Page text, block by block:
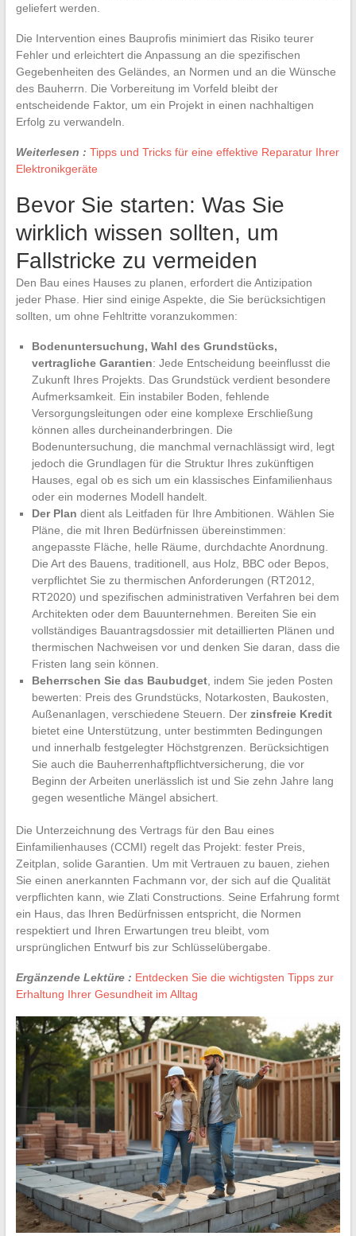
geliefert werden.
Die Intervention eines Bauprofis minimiert das Risiko teurer
Fehler und erleichtert die Anpassung an die spezifischen
Gegebenheiten des Geländes, an Normen und an die Wünsche
des Bauherrn. Die Vorbereitung im Vorfeld bleibt der
entscheidende Faktor, um ein Projekt in einen nachhaltigen
Erfolg zu verwandeln.
Weiterlesen : Tipps und Tricks für eine effektive Reparatur Ihrer
Elektronikgeräte
Bevor Sie starten: Was Sie
wirklich wissen sollten, um
Fallstricke zu vermeiden
Den Bau eines Hauses zu planen, erfordert die Antizipation
jeder Phase. Hier sind einige Aspekte, die Sie berücksichtigen
sollten, um ohne Fehltritte voranzukommen:
Bodenuntersuchung, Wahl des Grundstücks,
vertragliche Garantien: Jede Entscheidung beeinflusst die
Zukunft Ihres Projekts. Das Grundstück verdient besondere
Aufmerksamkeit. Ein instabiler Boden, fehlende
Versorgungsleitungen oder eine komplexe Erschließung
können alles durcheinanderbringen. Die
Bodenuntersuchung, die manchmal vernachlässigt wird, legt
jedoch die Grundlagen für die Struktur Ihres zukünftigen
Hauses, egal ob es sich um ein klassisches Einfamilienhaus
oder ein modernes Modell handelt.
Der Plan dient als Leitfaden für Ihre Ambitionen. Wählen Sie
Pläne, die mit Ihren Bedürfnissen übereinstimmen:
angepasste Fläche, helle Räume, durchdachte Anordnung.
Die Art des Bauens, traditionell, aus Holz, BBC oder Bepos,
verpflichtet Sie zu thermischen Anforderungen (RT2012,
RT2020) und spezifischen administrativen Verfahren bei dem
Architekten oder dem Bauunternehmen. Bereiten Sie ein
vollständiges Bauantragsdossier mit detaillierten Plänen und
thermischen Nachweisen vor und denken Sie daran, dass die
Fristen lang sein können.
Beherrschen Sie das Baubudget, indem Sie jeden Posten
bewerten: Preis des Grundstücks, Notarkosten, Baukosten,
Außenanlagen, verschiedene Steuern. Der zinsfreie Kredit
bietet eine Unterstützung, unter bestimmten Bedingungen
und innerhalb festgelegter Höchstgrenzen. Berücksichtigen
Sie auch die Bauherrenhaftpflichtversicherung, die vor
Beginn der Arbeiten unerlässlich ist und Sie zehn Jahre lang
gegen wesentliche Mängel absichert.
Die Unterzeichnung des Vertrags für den Bau eines
Einfamilienhauses (CCMI) regelt das Projekt: fester Preis,
Zeitplan, solide Garantien. Um mit Vertrauen zu bauen, ziehen
Sie einen anerkannten Fachmann vor, der sich auf die Qualität
verpflichten kann, wie Zlati Constructions. Seine Erfahrung formt
ein Haus, das Ihren Bedürfnissen entspricht, die Normen
respektiert und Ihren Erwartungen treu bleibt, vom
ursprünglichen Entwurf bis zur Schlüsselübergabe.
Ergänzende Lektüre : Entdecken Sie die wichtigsten Tipps zur
Erhaltung Ihrer Gesundheit im Alltag